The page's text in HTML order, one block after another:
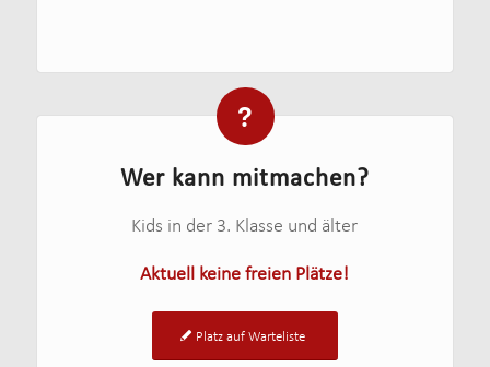
Wer kann mitmachen?
Kids in der 3. Klasse und älter
Aktuell keine freien Plätze!
Platz auf Warteliste